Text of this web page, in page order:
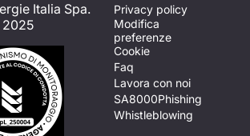
Italia Spa.
2025
Privacy policy
Modifica
preferenze
Cookie
Faq
Lavora con noi
SA8000Phishing
Whistleblowing